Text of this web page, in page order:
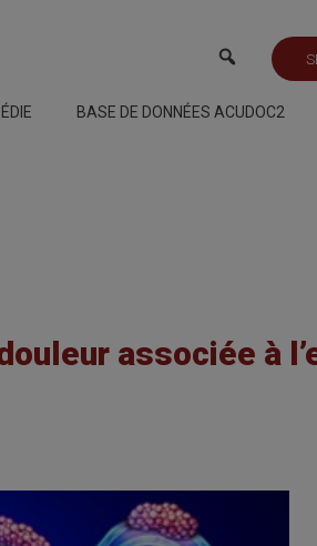
BASE DE DONNÉES ACUDOC2
associée à